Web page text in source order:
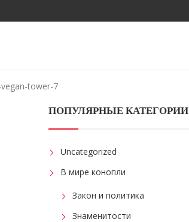
tower-7
ПОПУЛЯРНЫЕ КАТЕГОРИИ
Uncategorized
В мире конопли
Закон и политика
Знаменитости